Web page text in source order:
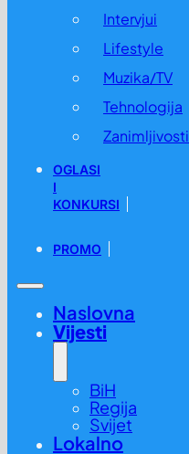
Intervjui
Lifestyle
Muzika/TV
Tehnologija
Zanimljivosti
OGLASI
I
KONKURSI
PROMO
Naslovna
Vijesti
BiH
Regija
Svijet
Lokalno